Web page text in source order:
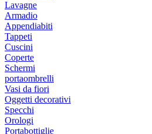
Lavagne
Armadio
Appendiabiti
Tappeti
Cuscini
Coperte
Schermi
portaombrelli
Vasi da fiori
Oggetti decorativi
Specchi
Orologi
Portabottiglie